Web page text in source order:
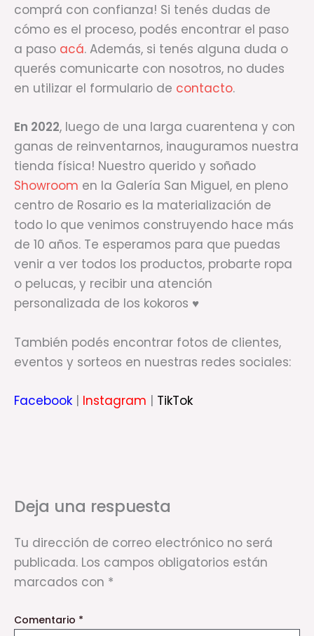
comprá con confianza! Si tenés dudas de
cómo es el proceso, podés encontrar el paso
a paso acá. Además, si tenés alguna duda o
querés comunicarte con nosotros, no dudes
en utilizar el formulario de contacto.
En 2022, luego de una larga cuarentena y con
ganas de reinventarnos, inauguramos nuestra
tienda física! Nuestro querido y soñado
Showroom en la Galería San Miguel, en pleno
centro de Rosario es la materialización de
todo lo que venimos construyendo hace más
de 10 años. Te esperamos para que puedas
venir a ver todos los productos, probarte ropa
o pelucas, y recibir una atención
personalizada de los kokoros ♥
También podés encontrar fotos de clientes,
eventos y sorteos en nuestras redes sociales:
Facebook | Instagram | TikTok
Deja una respuesta
Tu dirección de correo electrónico no será
publicada. Los campos obligatorios están
marcados con *
Comentario *